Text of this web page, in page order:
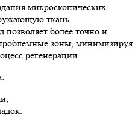
микроскопических
ткань
более точно и
зоны, минимизируя
регенерации.